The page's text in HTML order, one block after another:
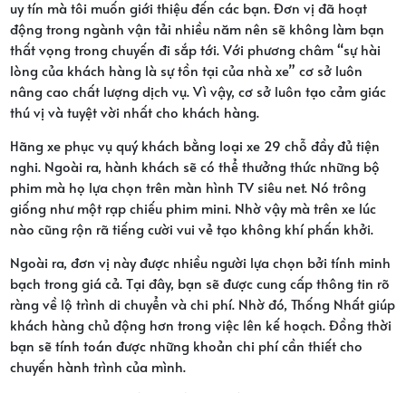
uy tín mà tôi muốn giới thiệu đến các bạn. Đơn vị đã hoạt
động trong ngành vận tải nhiều năm nên sẽ không làm bạn
thất vọng trong chuyến đi sắp tới. Với phương châm “sự hài
lòng của khách hàng là sự tồn tại của nhà xe” cơ sở luôn
nâng cao chất lượng dịch vụ. Vì vậy, cơ sở luôn tạo cảm giác
thú vị và tuyệt vời nhất cho khách hàng.
Hãng xe phục vụ quý khách bằng loại xe 29 chỗ đầy đủ tiện
nghi. Ngoài ra, hành khách sẽ có thể thưởng thức những bộ
phim mà họ lựa chọn trên màn hình TV siêu net. Nó trông
giống như một rạp chiếu phim mini. Nhờ vậy mà trên xe lúc
nào cũng rộn rã tiếng cười vui vẻ tạo không khí phấn khởi.
Ngoài ra, đơn vị này được nhiều người lựa chọn bởi tính minh
bạch trong giá cả. Tại đây, bạn sẽ được cung cấp thông tin rõ
ràng về lộ trình di chuyển và chi phí. Nhờ đó, Thống Nhất giúp
khách hàng chủ động hơn trong việc lên kế hoạch. Đồng thời
bạn sẽ tính toán được những khoản chi phí cần thiết cho
chuyến hành trình của mình.